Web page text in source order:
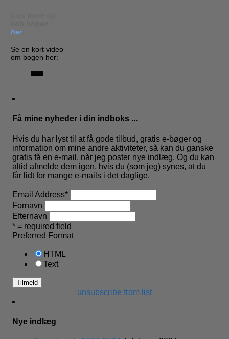
her.
Se en kort video
om bogen her:
Få mine nyheder i din indboks ...
Hvis du har lyst til at få gode tilbud, gratis e-bøger og
information om mine andre aktiviteter, så kan du ganske
gratis få en e-mail, når jeg poster nye indlæg. Og du kan
altid afmelde dem igen, hvis du (som jeg) synes, at du
får lidt for mange e-mails i det daglige.
Email Address*
Fornavn
Efternavn
* = required field
Preferred Format
HTML
Text
unsubscribe from list
Nye indlæg